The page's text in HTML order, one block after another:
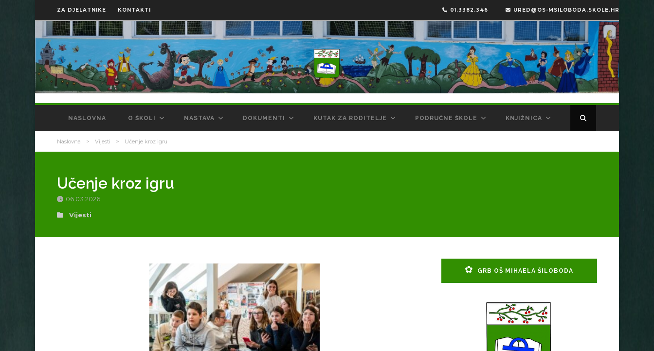
ZA DJELATNIKE KONTAKTI 01.3382.346 URED@OS-MSILOBODA.SKOLE.HR
NASLOVNA O ŠKOLI NASTAVA DOKUMENTI KUTAK ZA RODITELJE PODRUČNE ŠKOLE KNJIŽNICA
Naslovna > Vijesti > Učenje kroz igru
Učenje kroz igru
06.03.2026.
Vijesti
GRB OŠ MIHAELA ŠILOBODA